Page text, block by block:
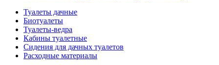
Туалеты дачные
Биотуалеты
Туалеты-ведра
Кабины туалетные
Сидения для дачных туалетов
Расходные материалы